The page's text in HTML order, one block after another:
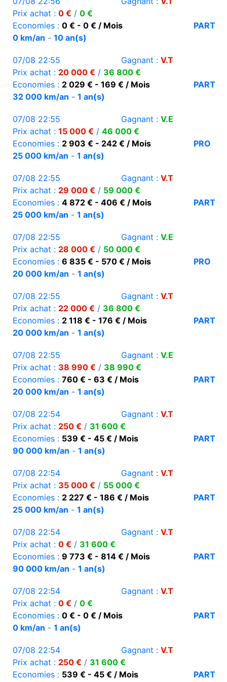
Prix achat : 0 € / 0 €
Economies : 0 € - 0 € / Mois
PART
0 km/an - 10 an(s)
07/08 22:55 Gagnant : V.T
Prix achat : 20 000 € / 36 800 €
Economies : 2 029 € - 169 € / Mois
PART
32 000 km/an - 1 an(s)
07/08 22:55 Gagnant : V.E
Prix achat : 15 000 € / 46 000 €
Economies : 2 903 € - 242 € / Mois
PRO
25 000 km/an - 1 an(s)
07/08 22:55 Gagnant : V.T
Prix achat : 29 000 € / 59 000 €
Economies : 4 872 € - 406 € / Mois
PART
25 000 km/an - 1 an(s)
07/08 22:55 Gagnant : V.E
Prix achat : 28 000 € / 50 000 €
Economies : 6 835 € - 570 € / Mois
PRO
20 000 km/an - 1 an(s)
07/08 22:55 Gagnant : V.T
Prix achat : 22 000 € / 36 800 €
Economies : 2 118 € - 176 € / Mois
PART
20 000 km/an - 1 an(s)
07/08 22:55 Gagnant : V.E
Prix achat : 38 990 € / 38 990 €
Economies : 760 € - 63 € / Mois
PART
20 000 km/an - 1 an(s)
07/08 22:54 Gagnant : V.T
Prix achat : 250 € / 31 600 €
Economies : 539 € - 45 € / Mois
PART
90 000 km/an - 1 an(s)
07/08 22:54 Gagnant : V.T
Prix achat : 35 000 € / 55 000 €
Economies : 2 227 € - 186 € / Mois
PART
25 000 km/an - 1 an(s)
07/08 22:54 Gagnant : V.T
Prix achat : 0 € / 31 600 €
Economies : 9 773 € - 814 € / Mois
PART
90 000 km/an - 1 an(s)
07/08 22:54 Gagnant : V.T
Prix achat : 0 € / 0 €
Economies : 0 € - 0 € / Mois
PART
0 km/an - 1 an(s)
07/08 22:54 Gagnant : V.T
Prix achat : 250 € / 31 600 €
Economies : 539 € - 45 € / Mois
PART